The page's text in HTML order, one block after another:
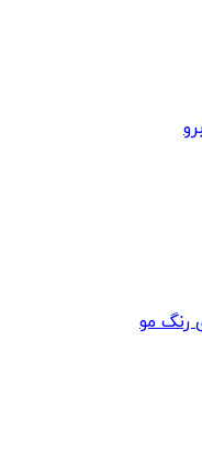
رنگ مو